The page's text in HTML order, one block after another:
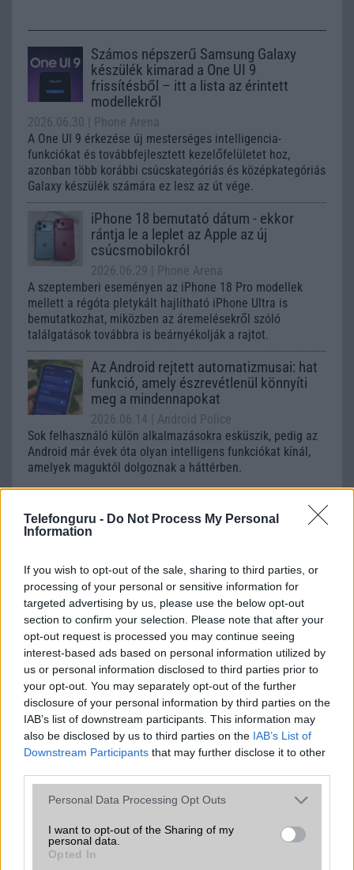
Telefonguru - Do Not Process My Personal
Information
If you wish to opt-out of the sale, sharing to third parties, or
processing of your personal or sensitive information for
targeted advertising by us, please use the below opt-out
section to confirm your selection. Please note that after your
opt-out request is processed you may continue seeing
interest-based ads based on personal information utilized by
us or personal information disclosed to third parties prior to
your opt-out. You may separately opt-out of the further
disclosure of your personal information by third parties on the
IAB’s list of downstream participants. This information may
also be disclosed by us to third parties on the IAB’s List of
Downstream Participants that may further disclose it to other
Please note that this website/app uses one or more Google
not limited to your visit or usage behaviour. You may click to
grant or deny consent to Google and its third-party tags to
use your data for below specified purposes in below Google
Personal Data Processing Opt Outs
I want to opt-out of the Sharing of my
personal data.
Opted In
Számos népszerű Samsung Galaxy
készülék kimarad a One UI 9
frissítésből – itt a lista az érintett
modellekről
2026.06.30
| Phone Arena
A One UI 9 érkezése új mesterséges intelligencia-
funkciókat és továbbfejlesztett kezelőfelületet hoz,
azonban több korábbi csúcskategóriás és középkategóriás
Galaxy készülék számára ez lesz az út vége.
iPhone 18 bemutató dátum - ekkor
rántja le a leplet az Apple az új
csúcsmobilokról
2026.06.29
| Phone Arena
A szeptemberi eseményen az iPhone 18 Pro modellek
mellett a régóta pletykált hajlítható iPhone Ultra is
bemutatkozhat, miközben az áremelésekről szóló
találgatások továbbra is beárnyékolják a rajtot.
Az Android rejtett automatizmusai: hat
funkció, amely észrevétlenül könnyíti
meg a mindennapokat
2026.06.14
| Android Police
Sok felhasználó külön alkalmazásokra esküszik, pedig az
Android már évek óta olyan intelligens funkciókat kínál,
amelyek maguktól dolgoznak a háttérben.
Ez a rejtett Samsung funkció teljesen
megváltoztatja a mobilhasználatot –
sokan mégsem tudnak róla
2026.07.12
| Android Central
Az Edge Panel az egyik leghasznosabb funkció, amely
jelentősen felgyorsítja a mindennapi használatot,
miközben a Pixel telefonokból továbbra is hiányzik.
KAPCSOLÓDÓ HÍREK
HTC Wildfire C: olcsó ICS
HTC M7: közel kétszázezer forint
Nyolc maggal és 3 giga memóriával frissülhet a HTC One
Így néz ki az új HTC Sense 5.5
Kazam: a régi HTC-sek új mobiljai